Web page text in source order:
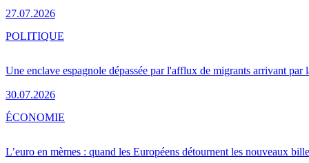
27.07.2026
Une enclave espagnole dépassée par l'afflux de migrants arrivant par
30.07.2026
POLITIQUE
L’euro en mèmes : quand les Européens détournent les nouveaux
ÉCONOMIE